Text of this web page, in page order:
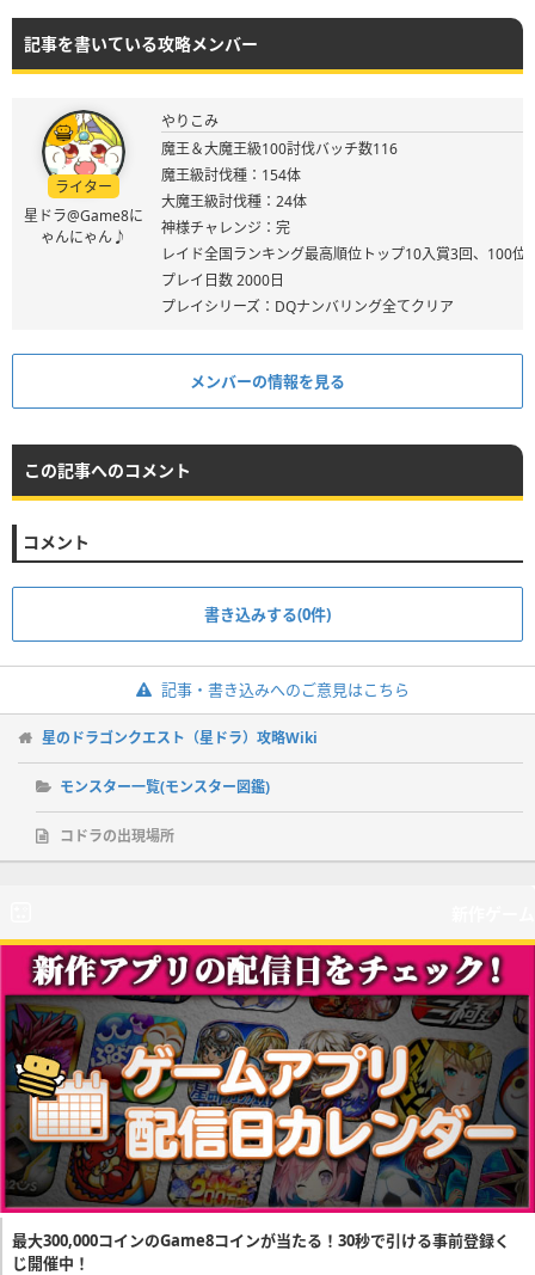
記事を書いている攻略メンバー
ライター
星ドラ@Game8に
ゃんにゃん♪
やりこみ
魔王＆大魔王級100討伐バッチ数116
魔王級討伐種：154体
大魔王級討伐種：24体
神様チャレンジ：完
レイド全国ランキング最高順位トップ10入賞3回、100位
プレイ日数 2000日
プレイシリーズ：DQナンバリング全てクリア
メンバーの情報を見る
この記事へのコメント
コメント
書き込みする(0件)
記事・書き込みへのご意見はこちら
星のドラゴンクエスト（星ドラ）攻略Wiki
モンスター一覧(モンスター図鑑)
コドラの出現場所
最大300,000コインのGame8コインが当たる！30秒で引ける事前登録く
じ開催中！